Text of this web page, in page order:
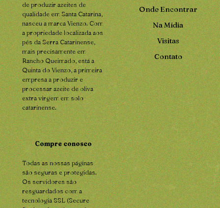
de produzir azeites de
qualidade em Santa Catarina,
nasceu a marca Vienzo. Com
a propriedade localizada aos
pés da Serra Catarinense,
mais precisamente em
Rancho Queimado, está a
Quinta do Vienzo, a primeira
empresa a produzir e
processar azeite de oliva
extra virgem em solo
catarinense.
Onde Encontrar
Na Mídia
Visitas
Contato
Compre conosco
Todas as nossas páginas
são seguras e protegidas.
Os servidores são
resguardados com a
tecnologia SSL (Secure